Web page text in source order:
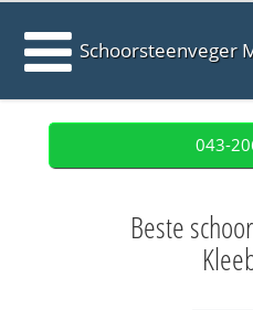
Schoorsteenveger
043-
Beste